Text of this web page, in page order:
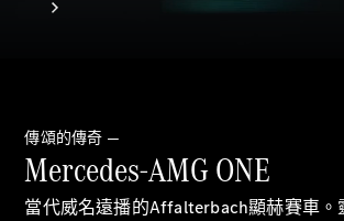
所有車型
新型號
傳頌的傳奇 —
Mercedes-AMG ONE
當代威名遠播的Affalterbach顯赫賽車。